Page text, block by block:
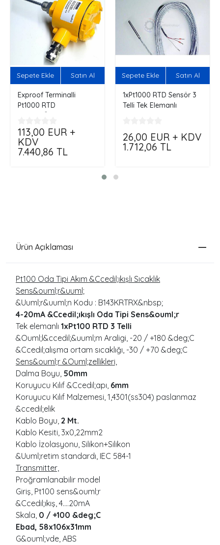
Exproof Terminalli
Pt1000 RTD
!!!
113,00 EUR +
KDV
7.440,86 TL
Sepete Ekle Satın Al
1xPt1000 RTD Sensör 3
Telli Tek Elemanlı
26,00 EUR + KDV
1.712,06 TL
Sepete Ekle Satın Al
Ürün Açıklaması
Pt100 Oda Tipi Akım &Ccedil;ıkışlı Sıcaklık
Sens&ouml;r&uuml;
&Uuml;r&uuml;n Kodu : B143KRTRX&nbsp;
4-20mA &Ccedil;ıkışlı Oda Tipi Sens&ouml;r
Tek elemanlı 1xPt100 RTD 3 Telli
&Ouml;l&ccedil;&uuml;m Araligi, -20 / +180 &deg;C
&Ccedil;alışma ortam sıcaklığı, -30 / +70 &deg;C
Sens&ouml;r &Ouml;zellikleri,
Dalma Boyu, 50mm
Koruyucu Kılıf &Ccedil;apı, 6mm
Koruyucu Kılıf Malzemesi, 1,4301(ss304) paslanmaz
&ccedil;elik
Kablo Boyu, 2 Mt.
Kablo Kesiti, 3x0,22mm2
Kablo İzolasyonu, Silikon+Silikon
&Uuml;retim standardı, IEC 584-1
Transmitter,
Proğramlanabilir model
Giriş, Pt100 sens&ouml;r
&Ccedil;ıkış, 4....20mA
Skala, 0 / +100 &deg;C
Ebad, 58x106x31mm
G&ouml;vde, ABS